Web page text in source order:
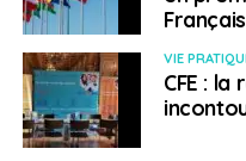
VIE
CFE :